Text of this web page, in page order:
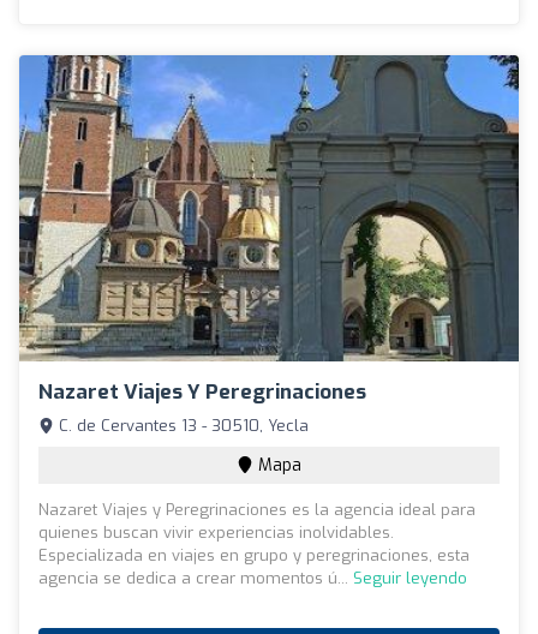
Nazaret Viajes Y Peregrinaciones
C. de Cervantes 13 - 30510, Yecla
Mapa
Nazaret Viajes y Peregrinaciones es la agencia ideal para
quienes buscan vivir experiencias inolvidables.
Especializada en viajes en grupo y peregrinaciones, esta
agencia se dedica a crear momentos ú... Seguir leyendo